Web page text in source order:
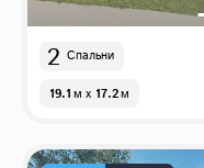
2 Спальни
19.1м x 17.2м